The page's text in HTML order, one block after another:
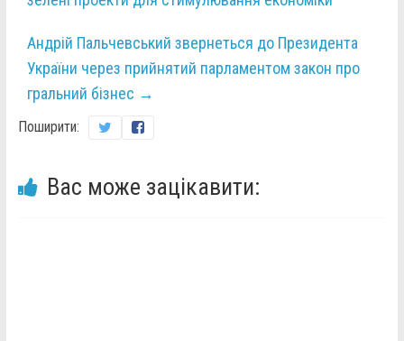
Андрій Пальчевський звернеться до Президента
України через прийнятий парламентом закон про
гральний бізнес →
Поширити:
Вас може зацікавити: